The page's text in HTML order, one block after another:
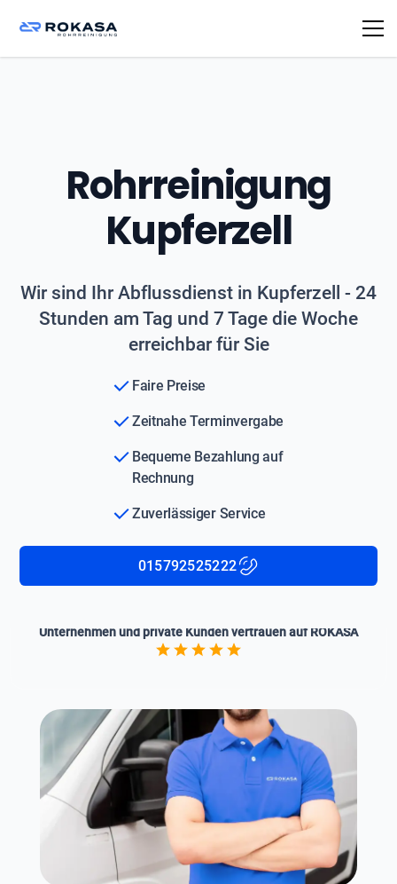
Rohrreinigung
Kupferzell
Wir sind Ihr Abflussdienst in Kupferzell - 24
Stunden am Tag und 7 Tage die Woche
erreichbar für Sie
Faire Preise
Zeitnahe Terminvergabe
Bequeme Bezahlung auf
Rechnung
Zuverlässiger Service
015792525222
Unternehmen und private Kunden vertrauen auf ROKASA